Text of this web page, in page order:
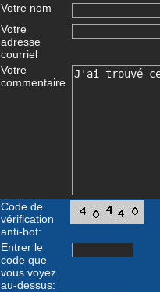
Votre nom
Votre
adresse
courriel
Votre
commentaire
Code de
vérification
anti-bot:
Entrer le
code que
vous voyez
au-dessus: